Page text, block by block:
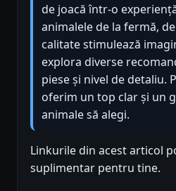
de joacă într-o
animalele de la fermă,
calitate stimulează
explora diverse
piese și nivel de detaliu.
oferim un top clar și un
animale să alegi.
Linkurile din acest articol
suplimentar pentru tine.